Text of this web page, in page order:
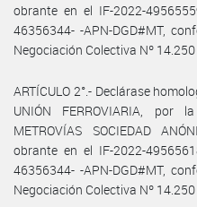
obrante en el IF-2022-
46356344- -APN-DGD#MT,
Negociación Colectiva Nº 14.250
ARTÍCULO 2°.- Declárase
UNIÓN FERROVIARIA,
METROVÍAS SOCIEDAD
obrante en el IF-2022-
46356344- -APN-DGD#MT,
Negociación Colectiva Nº 14.250